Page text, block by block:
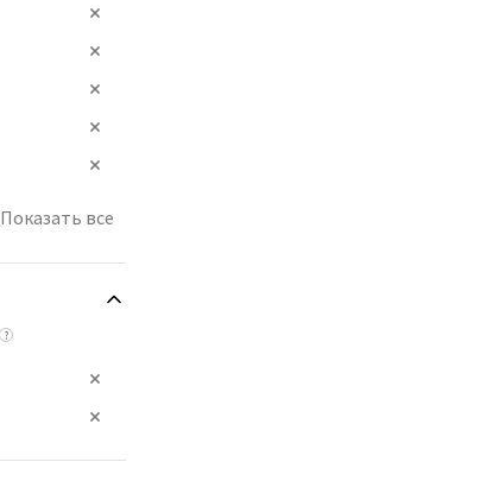
Показать все
?